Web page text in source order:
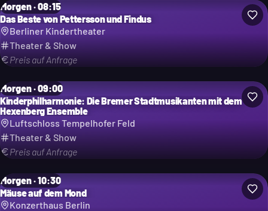
Morgen · 08:15
Das Beste von Pettersson und Findus
Berliner Kindertheater
Theater & Show
Preis auf Anfrage
Morgen · 09:00
Kinderphilharmonie: Die Bremer Stadtmusikanten mit dem
Hexenberg Ensemble
Luftschloss Tempelhofer Feld
Theater & Show
Preis auf Anfrage
Morgen · 10:30
Mäuse auf dem Mond
Konzerthaus Berlin